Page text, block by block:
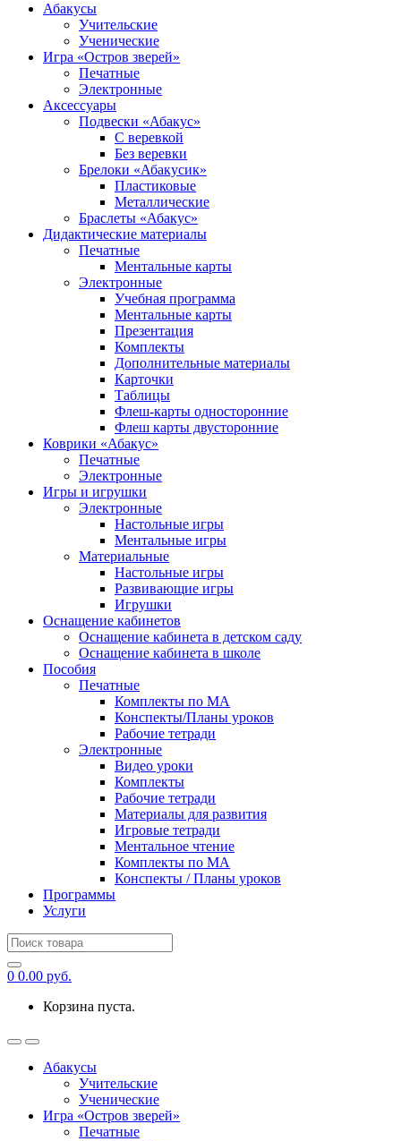
Абакусы
Учительские
Ученические
Игра «Остров зверей»
Печатные
Электронные
Аксессуары
Подвески «Абакус»
С веревкой
Без веревки
Брелоки «Абакусик»
Пластиковые
Металлические
Браслеты «Абакус»
Дидактические материалы
Печатные
Ментальные карты
Электронные
Учебная программа
Ментальные карты
Презентация
Комплекты
Дополнительные материалы
Карточки
Таблицы
Флеш-карты односторонние
Флеш карты двусторонние
Коврики «Абакус»
Печатные
Электронные
Игры и игрушки
Электронные
Настольные игры
Ментальные игры
Материальные
Настольные игры
Развивающие игры
Игрушки
Оснащение кабинетов
Оснащение кабинета в детском саду
Оснащение кабинета в школе
Пособия
Печатные
Комплекты по МА
Конспекты/Планы уроков
Рабочие тетради
Электронные
Видео уроки
Комплекты
Рабочие тетради
Материалы для развития
Игровые тетради
Ментальное чтение
Комплекты по МА
Конспекты / Планы уроков
Программы
Услуги
Search
for:
0 0.00 руб.
Корзина пуста.
Абакусы
Учительские
Ученические
Игра «Остров зверей»
Печатные